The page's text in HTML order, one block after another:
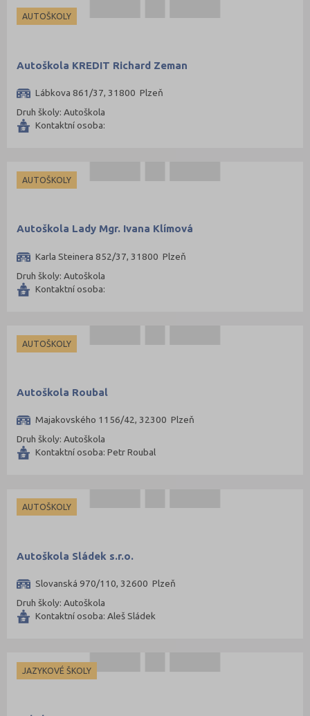
AUTOŠKOLY
Autoškola KREDIT Richard Zeman
Lábkova 861/37, 31800 Plzeň
Druh školy: Autoškola
Kontaktní osoba:
AUTOŠKOLY
Autoškola Lady Mgr. Ivana Klímová
Karla Steinera 852/37, 31800 Plzeň
Druh školy: Autoškola
Kontaktní osoba:
AUTOŠKOLY
Autoškola Roubal
Majakovského 1156/42, 32300 Plzeň
Druh školy: Autoškola
Kontaktní osoba: Petr Roubal
AUTOŠKOLY
Autoškola Sládek s.r.o.
Slovanská 970/110, 32600 Plzeň
Druh školy: Autoškola
Kontaktní osoba: Aleš Sládek
JAZYKOVÉ ŠKOLY